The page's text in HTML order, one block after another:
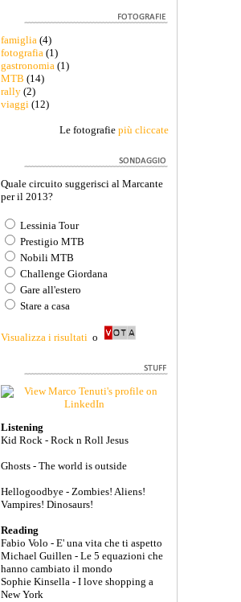
famiglia (4)
fotografia (1)
gastronomia (1)
MTB (14)
rally(2)
viaggi (12)
Le fotografie più cliccate
Quale circuito suggerisci al Marcante
per il 2013?
Lessinia Tour
Prestigio MTB
Nobili MTB
Challenge Giordana
Gare all'estero
Stare a casa
Visualizza i risultati o
Listening
Kid Rock - Rock n Roll Jesus
Ghosts - The world is outside
Hellogoodbye - Zombies! Aliens!
Vampires! Dinosaurs!
Reading
Fabio Volo - E' una vita che ti aspetto
Michael Guillen - Le 5 equazioni che
hanno cambiato il mondo
Sophie Kinsella - I love shopping a
New York